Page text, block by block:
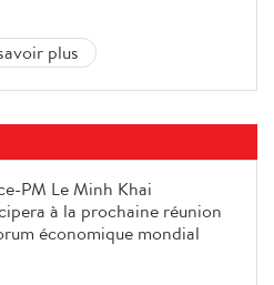
plus
PM Le Minh Khai
à la prochaine réunion
économique mondial